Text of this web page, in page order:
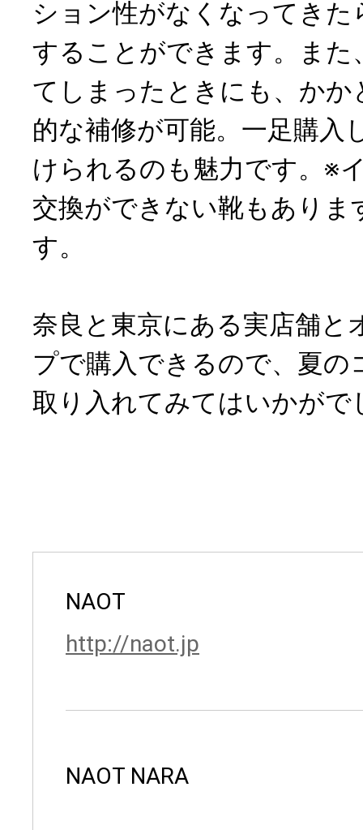
ション性がなくなってきた
することができます。また
てしまったときにも、かか
的な補修が可能。一足購入
けられるのも魅力です。※
交換ができない靴もありま
す。
奈良と東京にある実店舗と
プで購入できるので、夏の
取り入れてみてはいかがで
NAOT
http://naot.jp
NAOT NARA